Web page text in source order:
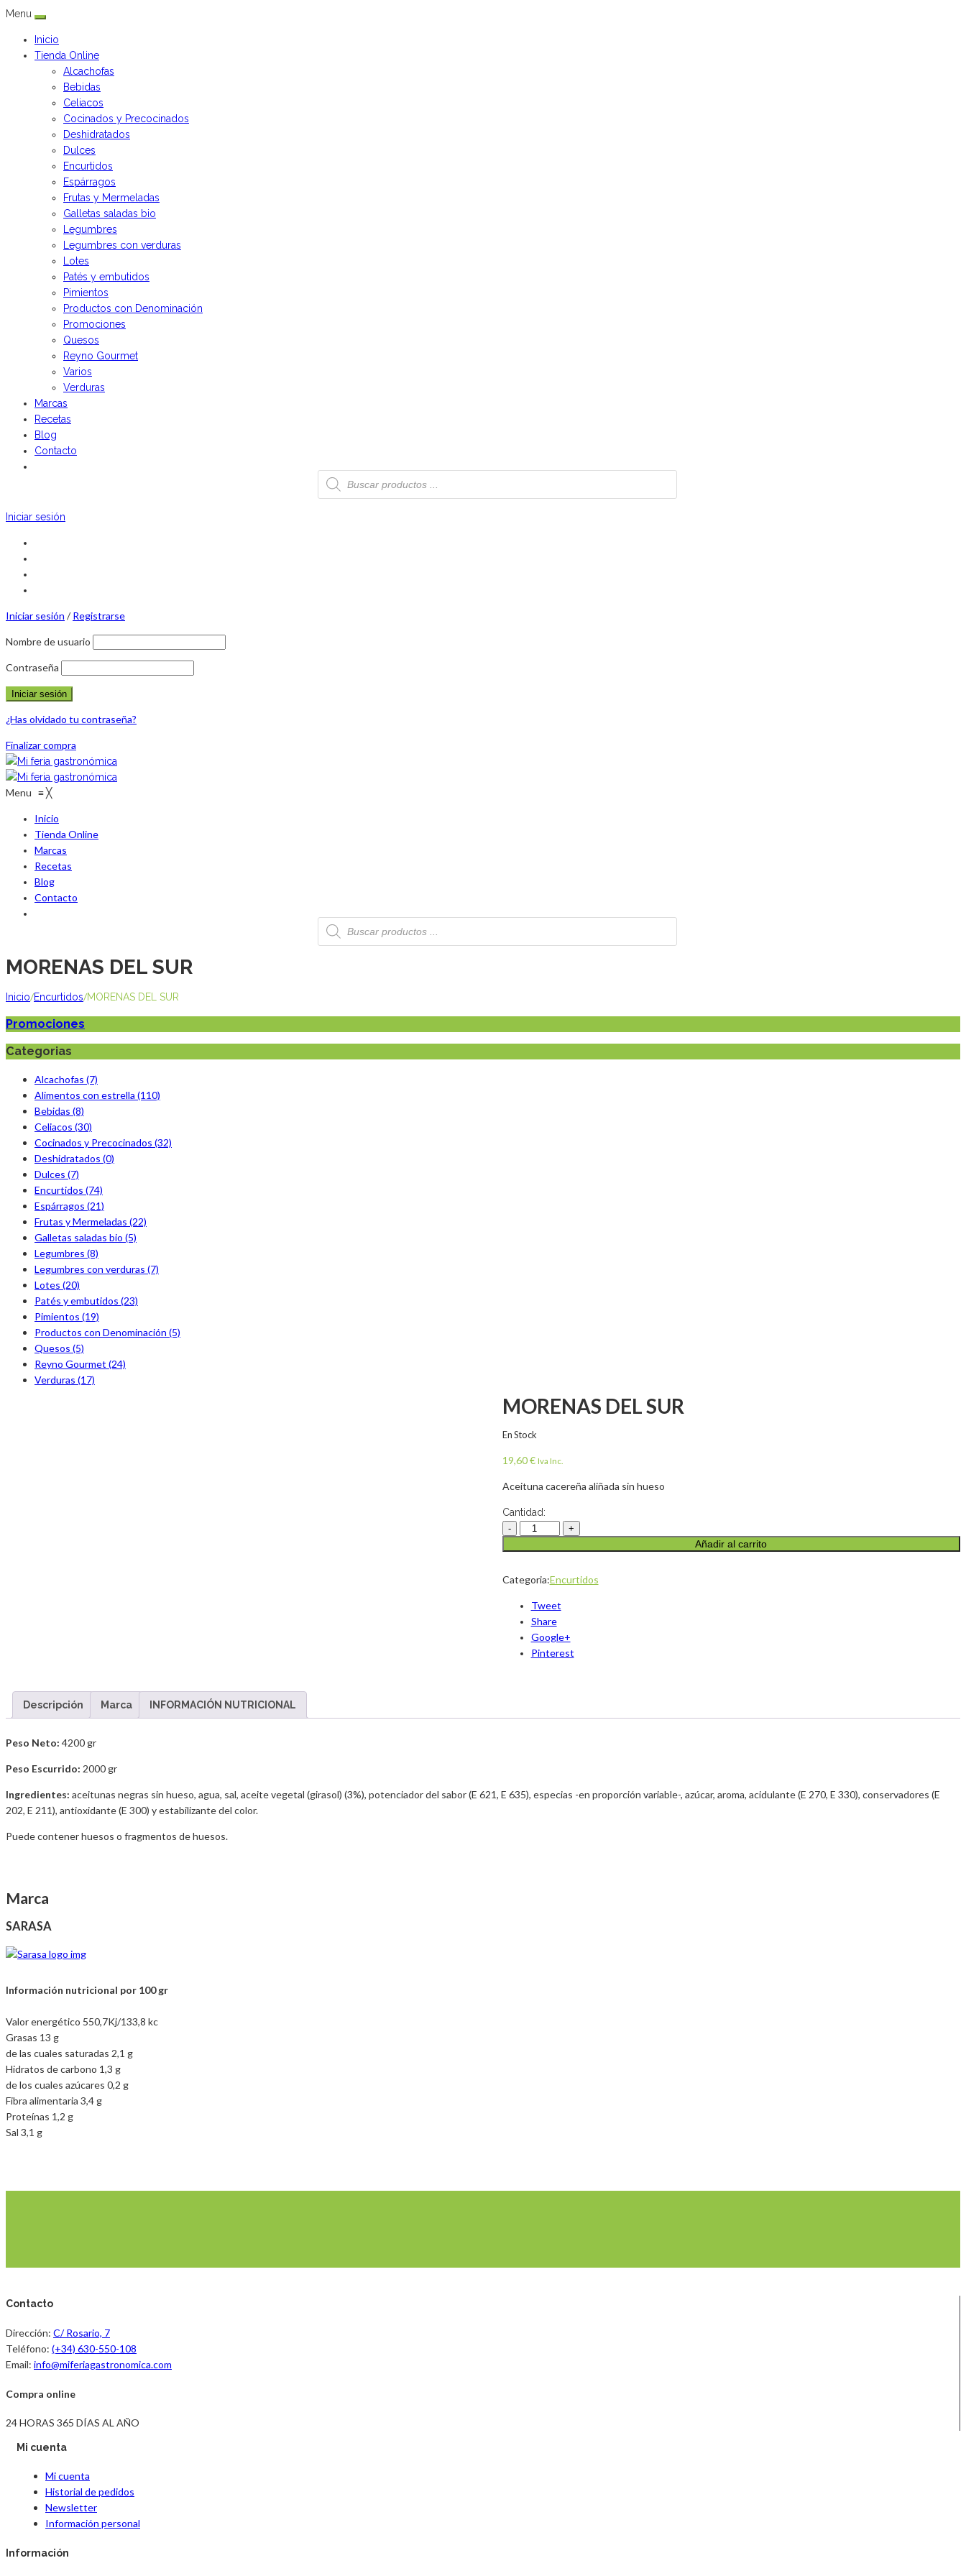
Menu
Inicio
Tienda Online
Alcachofas
Bebidas
Celiacos
Cocinados y Precocinados
Deshidratados
Dulces
Encurtidos
Espárragos
Frutas y Mermeladas
Galletas saladas bio
Legumbres
Legumbres con verduras
Lotes
Patés y embutidos
Pimientos
Productos con Denominación
Promociones
Quesos
Reyno Gourmet
Varios
Verduras
Marcas
Recetas
Blog
Contacto
Búsqueda
de
productos
Iniciar sesión
Iniciar sesión / Registrarse
Nombre de usuario
Contraseña
¿Has olvidado tu contraseña?
Finalizar compra
Menu ≡╳
Inicio
Tienda Online
Marcas
Recetas
Blog
Contacto
Búsqueda
de
productos
MORENAS DEL SUR
Inicio/Encurtidos/MORENAS DEL SUR
Promociones
Categorias
Alcachofas (7)
Alimentos con estrella (110)
Bebidas (8)
Celiacos (30)
Cocinados y Precocinados (32)
Deshidratados (0)
Dulces (7)
Encurtidos (74)
Espárragos (21)
Frutas y Mermeladas (22)
Galletas saladas bio (5)
Legumbres (8)
Legumbres con verduras (7)
Lotes (20)
Patés y embutidos (23)
Pimientos (19)
Productos con Denominación (5)
Quesos (5)
Reyno Gourmet (24)
Verduras (17)
MORENAS DEL SUR
En Stock
19,60€ Iva Inc.
Aceituna cacereña aliñada sin hueso
Cantidad:
Añadir al carrito
Categoria:Encurtidos
Tweet
Share
Google+
Pinterest
Descripción Marca INFORMACIÓN NUTRICIONAL
Peso Neto: 4200 gr
Peso Escurrido: 2000 gr
Ingredientes: aceitunas negras sin hueso, agua, sal, aceite vegetal (girasol) (3%), potenciador del sabor (E 621, E 635), especias -en proporción variable-, azúcar, aroma, acidulante (E 270, E 330), conservadores (E
202, E 211), antioxidante (E 300) y estabilizante del color.
Puede contener huesos o fragmentos de huesos.
Marca
SARASA
Información nutricional por 100 gr
Valor energético 550,7Kj/133,8 kc
Grasas 13 g
de las cuales saturadas 2,1 g
Hidratos de carbono 1,3 g
de los cuales azúcares 0,2 g
Fibra alimentaria 3,4 g
Proteínas 1,2 g
Sal 3,1 g
Contacto
Dirección: C/ Rosario, 7
Teléfono: (+34) 630-550-108
Email: info@miferiagastronomica.com
Compra online
24 HORAS 365 DÍAS AL AÑO
Mi cuenta
Mi cuenta
Historial de pedidos
Newsletter
Información personal
Información